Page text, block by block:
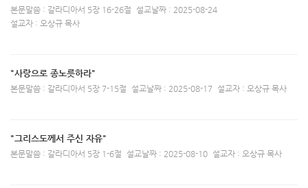
본문말씀 : 갈라디아서 5장 16-26절
설교날짜 : 2025-08-24
설교자 : 오상규 목사
"사랑으로 종노릇하라"
본문말씀 : 갈라디아서 5장 7-15절 설교날짜 : 2025-08-17 설교자 : 오상규 목사
"그리스도께서 주신 자유"
본문말씀 : 갈라디아서 5장 1-6절 설교날짜 : 2025-08-10 설교자 : 오상규 목사